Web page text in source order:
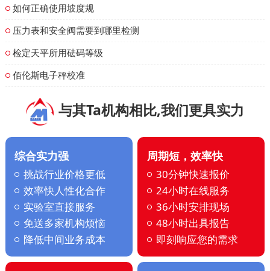
如何正确使用坡度规
压力表和安全阀需要到哪里检测
检定天平所用砝码等级
佰伦斯电子秤校准
与其Ta机构相比,我们更具实力
综合实力强
挑战行业价格更低
效率快人性化合作
实验室直接服务
免送多家机构烦恼
降低中间业务成本
周期短，效率快
30分钟快速报价
24小时在线服务
36小时安排现场
48小时出具报告
即刻响应您的需求